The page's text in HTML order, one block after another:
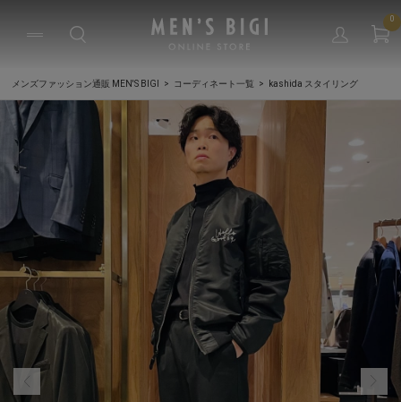
0
メンズファッション通販 MEN'S BIGI コーディネート一覧 kashida スタイリング